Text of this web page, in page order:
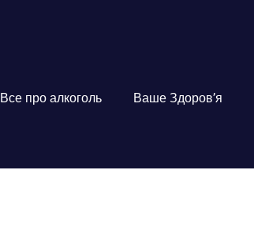
Все про алкоголь Ваше Здоров’я